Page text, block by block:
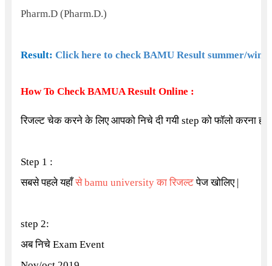
Pharm.D (Pharm.D.)
Result: Click here to check BAMU Result summer/
How To Check BAMUA Result Online :
रिजल्ट चेक करने के लिए आपको निचे दी गयी step को फॉलो करना
Step 1 :
सबसे पहले यहाँसे bamu university का रिजल्टपेज खोलिए |
step 2:
अब निचे Exam Event